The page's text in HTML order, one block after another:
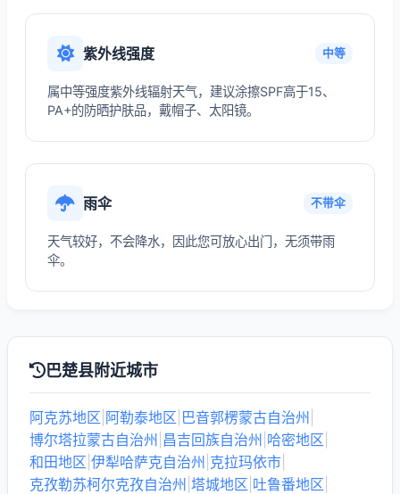
紫外线强度 中等
属中等强度紫外线辐射天气，建议涂擦SPF高于15、
PA+的防晒护肤品，戴帽子、太阳镜。
雨伞 不带伞
天气较好，不会降水，因此您可放心出门，无须带雨
伞。
巴楚县附近城市
阿克苏地区 阿勒泰地区 巴音郭楞蒙古自治州
博尔塔拉蒙古自治州 昌吉回族自治州 哈密地区
和田地区 伊犁哈萨克自治州 克拉玛依市
克孜勒苏柯尔克孜自治州 塔城地区 吐鲁番地区